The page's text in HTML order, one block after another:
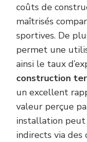
coûts de
maîtrisés
sportives. De
permet une
ainsi le taux
construction
un excellent
valeur perçue
installation peut
indirects via des